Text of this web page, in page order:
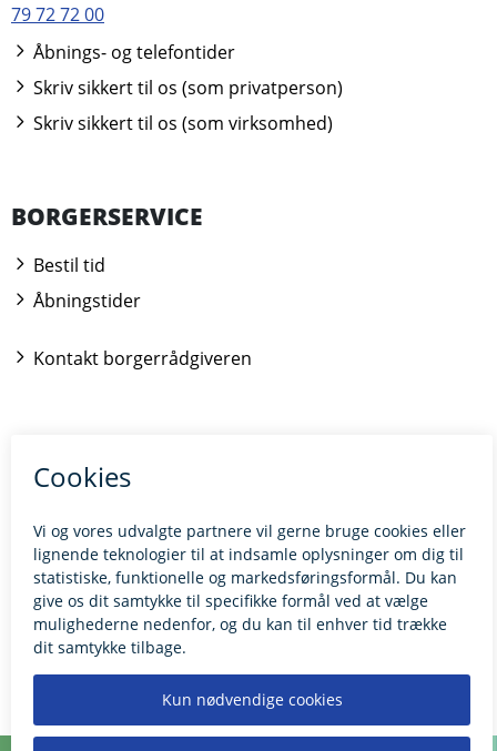
79 72 72 00
Åbnings- og telefontider
Skriv sikkert til os (som privatperson)
Skriv sikkert til os (som virksomhed)
BORGERSERVICE
Bestil tid
Åbningstider
Kontakt borgerrådgiveren
Giv feedback til hjemmesiden